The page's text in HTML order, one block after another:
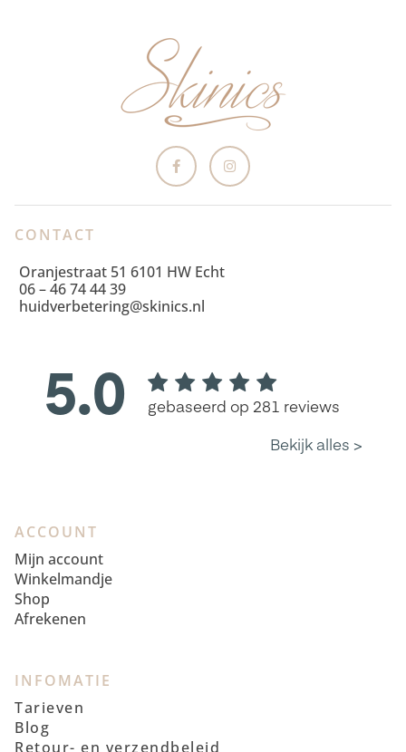
CONTACT
Oranjestraat 51 6101 HW Echt
06 – 46 74 44 39
huidverbetering@skinics.nl
ACCOUNT
Mijn account
Winkelmandje
Shop
Afrekenen
INFOMATIE
Tarieven
Blog
Retour- en verzendbeleid